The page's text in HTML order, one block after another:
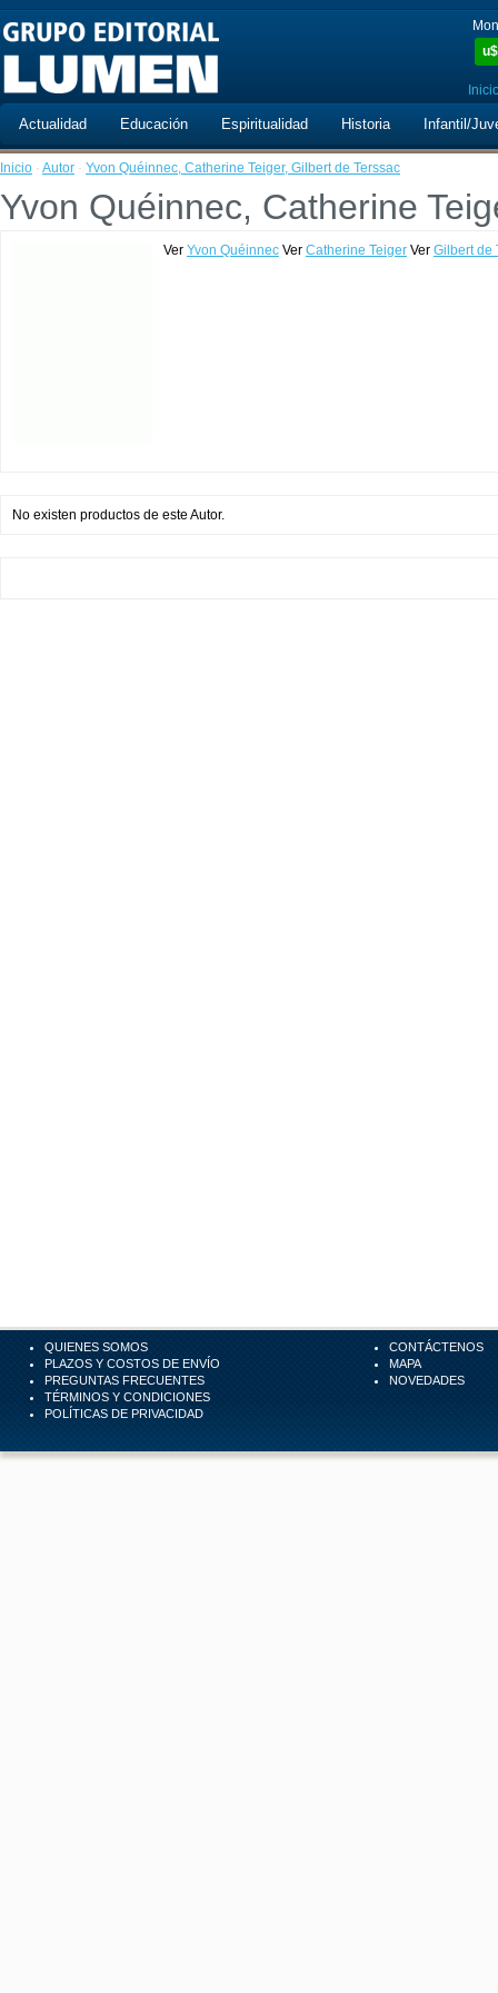
u$
Actualidad Educación Espiritualidad Historia Infantil/
Inicio · Autor · Yvon Quéinnec, Catherine Teiger, Gilbert de Terssac
Yvon Quéinnec, Catherine
Ver Yvon Quéinnec Ver Catherine Teiger Ver Gilbert de
No existen productos de este Autor.
QUIENES SOMOS
PLAZOS Y COSTOS DE ENVÍO
PREGUNTAS FRECUENTES
TÉRMINOS Y CONDICIONES
POLÍTICAS DE PRIVACIDAD
CONTÁCTENOS
MAPA
NOVEDADES